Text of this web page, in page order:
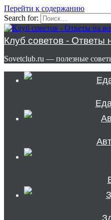
Перейти к содержанию
Search for:
Клуб советов - Ответы
Sovetclub.ru — полезные